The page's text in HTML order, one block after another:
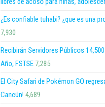
¿Es confiable tuhabi? ¿que es una
7,930
Recibirán Servidores Públicos
Año, FSTSE 7,285
El City Safari de Pokémon GO
Cancún! 4,689